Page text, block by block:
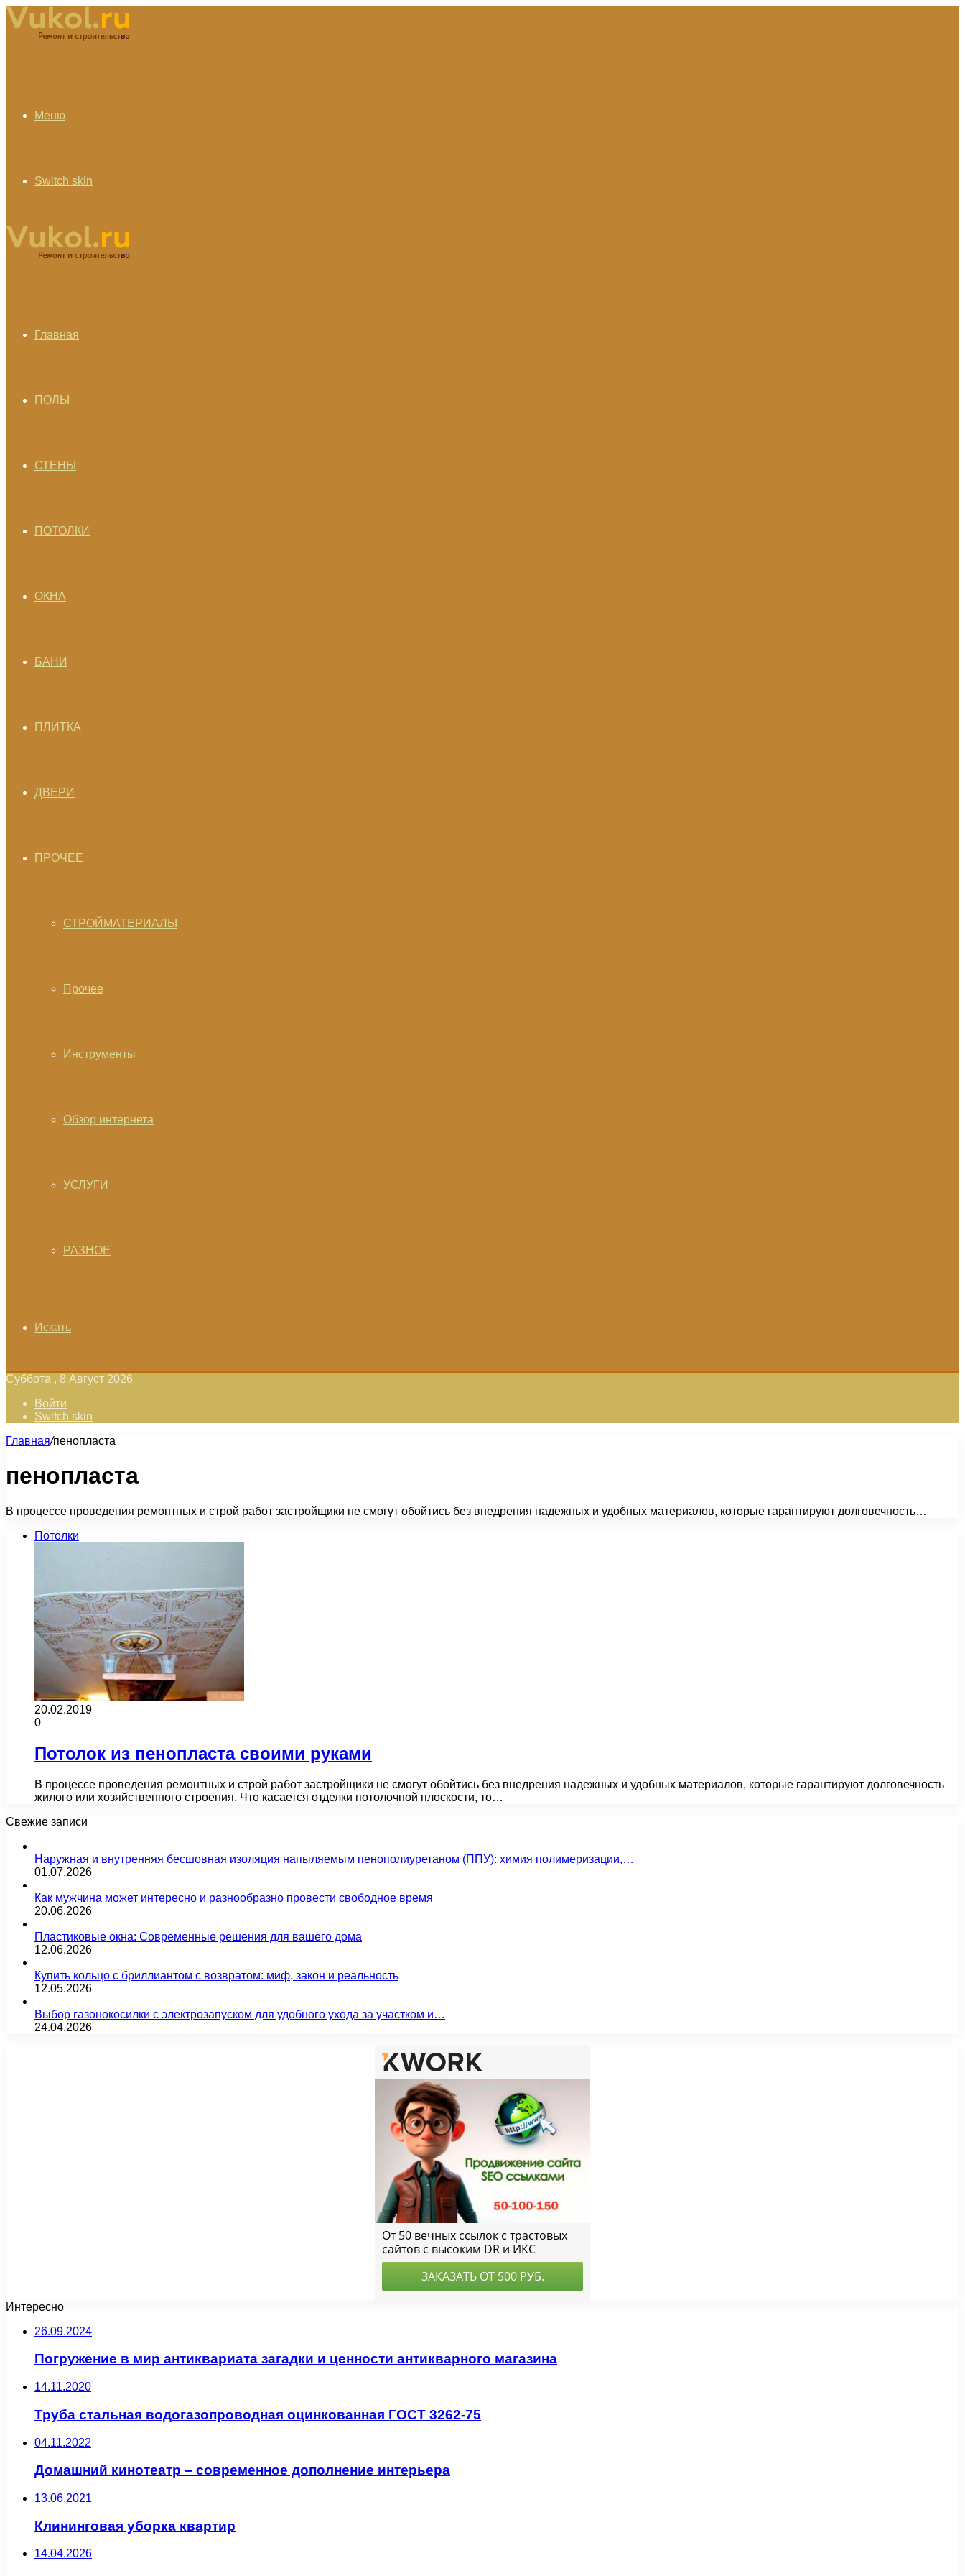
Меню
Switch skin
Главная
ПОЛЫ
СТЕНЫ
ПОТОЛКИ
ОКНА
БАНИ
ПЛИТКА
ДВЕРИ
ПРОЧЕЕ
СТРОЙМАТЕРИАЛЫ
Прочее
Инструменты
Обзор интернета
УСЛУГИ
РАЗНОЕ
Искать
Суббота , 8 Август 2026
Войти
Switch skin
Главная/пенопласта
пенопласта
В процессе проведения ремонтных и строй работ застройщики не смогут обойтись без внедрения надежных и удобных материалов, которые гарантируют долговечность…
Потолки
20.02.2019
0
Потолок из пенопласта своими руками
В процессе проведения ремонтных и строй работ застройщики не смогут обойтись без внедрения надежных и удобных материалов, которые гарантируют долговечность
жилого или хозяйственного строения. Что касается отделки потолочной плоскости, то…
Свежие записи
Наружная и внутренняя бесшовная изоляция напыляемым пенополиуретаном (ППУ): химия полимеризации,…
01.07.2026
Как мужчина может интересно и разнообразно провести свободное время
20.06.2026
Пластиковые окна: Современные решения для вашего дома
12.06.2026
Купить кольцо с бриллиантом с возвратом: миф, закон и реальность
12.05.2026
Выбор газонокосилки с электрозапуском для удобного ухода за участком и…
24.04.2026
Интересно
26.09.2024
Погружение в мир антиквариата загадки и ценности антикварного магазина
14.11.2020
Труба стальная водогазопроводная оцинкованная ГОСТ 3262-75
04.11.2022
Домашний кинотеатр – современное дополнение интерьера
13.06.2021
Клининговая уборка квартир
14.04.2026